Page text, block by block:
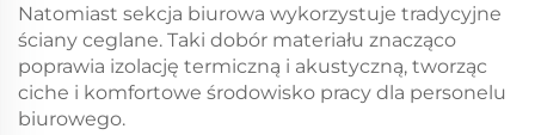
Natomiast sekcja biurowa wykorzystuje tradycyjne
ściany ceglane. Taki dobór materiału znacząco
poprawia izolację termiczną i akustyczną, tworząc
ciche i komfortowe środowisko pracy dla personelu
biurowego.